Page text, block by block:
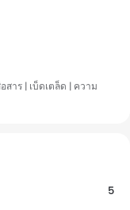
าร | เบ็ดเตล็ด | ความ
5